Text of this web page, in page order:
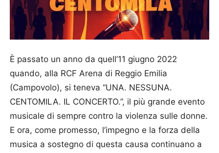
È passato un anno da quell’11 giugno 2022
quando, alla RCF Arena di Reggio Emilia
(Campovolo), si teneva “UNA. NESSUNA.
CENTOMILA. IL CONCERTO.”, il più grande evento
musicale di sempre contro la violenza sulle donne.
E ora, come promesso, l’impegno e la forza della
musica a sostegno di questa causa continuano a